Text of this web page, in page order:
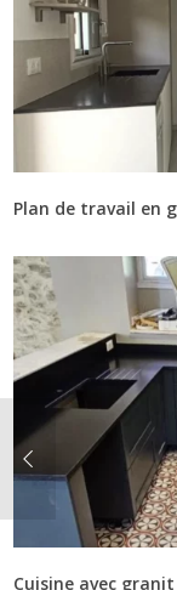
Plan de travail en
Cuisine avec